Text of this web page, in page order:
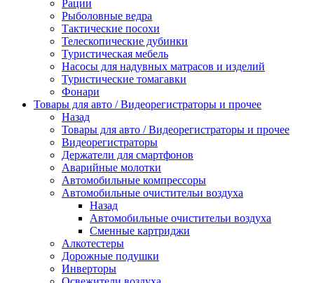
Рации
Рыболовные ведра
Тактические посохи
Телескопические дубинки
Туристическая мебель
Насосы для надувных матрасов и изделий
Туристические томагавки
Фонари
Товары для авто / Видеорегистраторы и прочее
Назад
Товары для авто / Видеорегистраторы и прочее
Видеорегистраторы
Держатели для смартфонов
Аварийные молотки
Автомобильные компрессоры
Автомобильные очистительи воздуха
Назад
Автомобильные очистительи воздуха
Сменные картриджи
Алкотестеры
Дорожные подушки
Инверторы